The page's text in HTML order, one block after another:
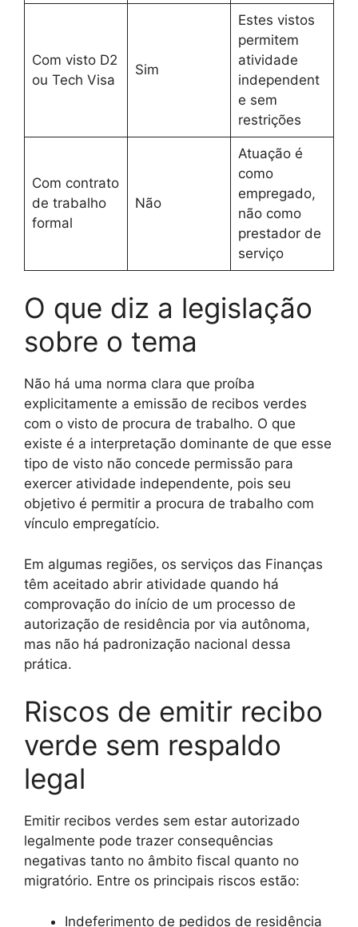
Com visto D2
ou Tech Visa
Sim
Estes vistos
permitem
atividade
independent
e sem
restrições
Com contrato
de trabalho
formal
Não
Atuação é
como
empregado,
não como
prestador de
serviço
O que diz a legislação
sobre o tema
Não há uma norma clara que proíba
explicitamente a emissão de recibos verdes
com o visto de procura de trabalho. O que
existe é a interpretação dominante de que esse
tipo de visto não concede permissão para
exercer atividade independente, pois seu
objetivo é permitir a procura de trabalho com
vínculo empregatício.
Em algumas regiões, os serviços das Finanças
têm aceitado abrir atividade quando há
comprovação do início de um processo de
autorização de residência por via autônoma,
mas não há padronização nacional dessa
prática.
Riscos de emitir recibo
verde sem respaldo
legal
Emitir recibos verdes sem estar autorizado
legalmente pode trazer consequências
negativas tanto no âmbito fiscal quanto no
migratório. Entre os principais riscos estão:
Indeferimento de pedidos de residência